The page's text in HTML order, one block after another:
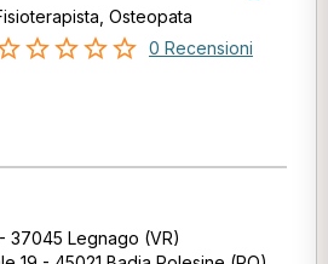
Osteopata
0 Recensioni
37045 Legnago (VR)